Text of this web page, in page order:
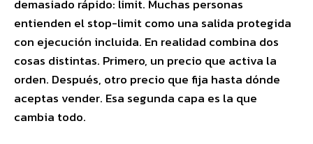
demasiado rápido: limit. Muchas personas
entienden el stop-limit como una salida protegida
con ejecución incluida. En realidad combina dos
cosas distintas. Primero, un precio que activa la
orden. Después, otro precio que fija hasta dónde
aceptas vender. Esa segunda capa es la que
cambia todo.